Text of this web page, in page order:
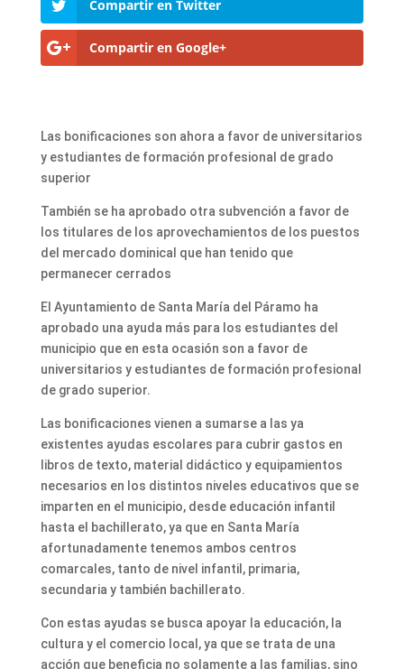
Compartir en Twitter
Compartir en Google+
Las bonificaciones son ahora a favor de universitarios
y estudiantes de formación profesional de grado
superior
También se ha aprobado otra subvención a favor de
los titulares de los aprovechamientos de los puestos
del mercado dominical que han tenido que
permanecer cerrados
El Ayuntamiento de Santa María del Páramo ha
aprobado una ayuda más para los estudiantes del
municipio que en esta ocasión son a favor de
universitarios y estudiantes de formación profesional
de grado superior.
Las bonificaciones vienen a sumarse a las ya
existentes ayudas escolares para cubrir gastos en
libros de texto, material didáctico y equipamientos
necesarios en los distintos niveles educativos que se
imparten en el municipio, desde educación infantil
hasta el bachillerato, ya que en Santa María
afortunadamente tenemos ambos centros
comarcales, tanto de nivel infantil, primaria,
secundaria y también bachillerato.
Con estas ayudas se busca apoyar la educación, la
cultura y el comercio local, ya que se trata de una
acción que beneficia no solamente a las familias, sino